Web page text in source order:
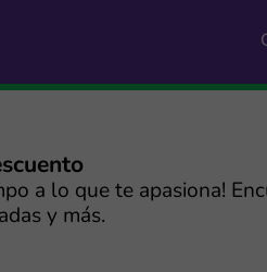
a lo que te apasiona!
y más.